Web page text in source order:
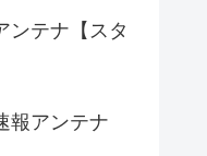
ンテナ【スタ
報アンテナ